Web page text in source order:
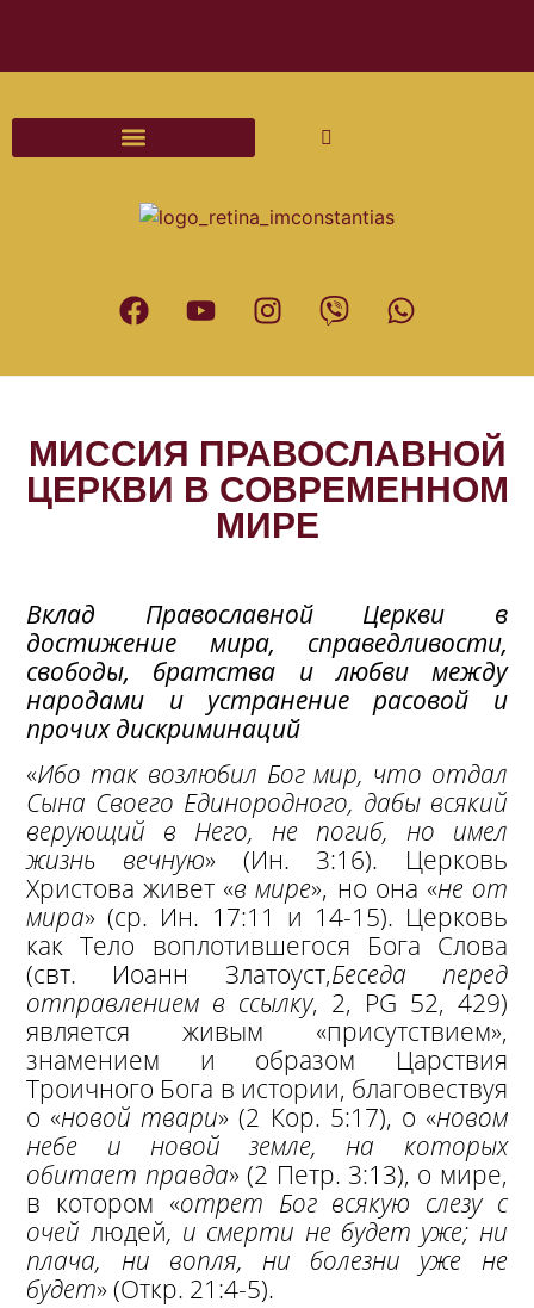
МИССИЯ ПРАВОСЛАВНОЙ
ЦЕРКВИ В СОВРЕМЕННОМ
МИРЕ
Вклад Православной Церкви в
достижение мира, справедливости,
свободы, братства и любви между
народами и устранение расовой и
прочих дискриминаций
«Ибо так возлюбил Бог мир, что отдал
Сына Своего Единородного, дабы всякий
верующий в Него, не погиб, но имел
жизнь вечную» (Ин. 3:16). Церковь
Христова живет «в мире», но она «не от
мира» (ср. Ин. 17:11 и 14-15). Церковь
как Тело воплотившегося Бога Слова
(свт. Иоанн Златоуст,Беседа перед
отправлением в ссылку, 2, PG 52, 429)
является живым «присутствием»,
знамением и образом Царствия
Троичного Бога в истории, благовествуя
о «новой твари» (2 Кор. 5:17), о «новом
небе и новой земле, на которых
обитает правда» (2 Петр. 3:13), о мире,
в котором «отрет Бог всякую слезу с
очей людей, и смерти не будет уже; ни
плача, ни вопля, ни болезни уже не
будет» (Откр. 21:4-5).